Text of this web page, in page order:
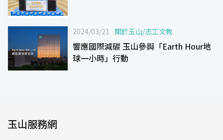
2024/03/21 關於玉山/志工文教
響應國際減碳 玉山參與「Earth Hour地
球一小時」行動
玉山服務網